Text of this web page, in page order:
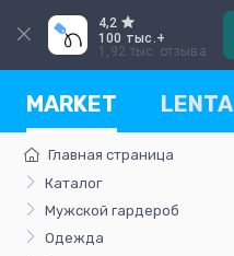
4,2
100 тыс.+
1,92 тыс. отзыва
MARKET LENTA
Главная страница
Каталог
Мужской гардероб
Одежда